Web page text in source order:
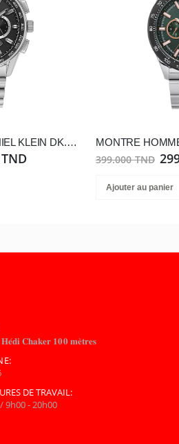
MONTRE HOMME DANIEL KLEIN DK.1.14001-1
399.000 TND
Ajouter au panier
𝐂𝐡𝐚𝐤𝐞𝐫 𝟏𝟎𝟎 𝐦𝐞̀𝐭𝐫𝐞𝐬
DE TRAVAIL:
9h00 - 20h00